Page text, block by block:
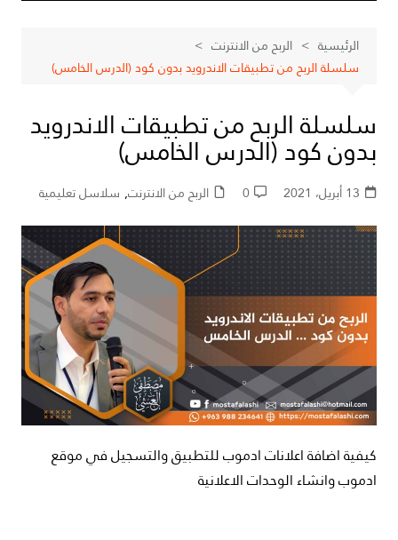
الرئيسية
الربح من الانترنت
سلسلة الربح من تطبيقات الاندرويد بدون كود (الدرس الخامس)
سلسلة الربح من تطبيقات الاندرويد
بدون كود (الدرس الخامس)
13 أبريل، 2021 0 الربح من الانترنت, سلاسل تعليمية
كيفية اضافة اعلانات ادموب للتطبيق والتسجيل في موقع
ادموب وانشاء الوحدات الاعلانية